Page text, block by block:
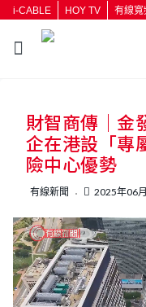
i-CABLE HOY TV 有線寬
財智商傳｜金
企在港設「專
險中心優勢
有線新聞 2025年06